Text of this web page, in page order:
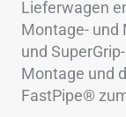
Lieferwagen
Montage- und
und
Montage und
FastPipe®